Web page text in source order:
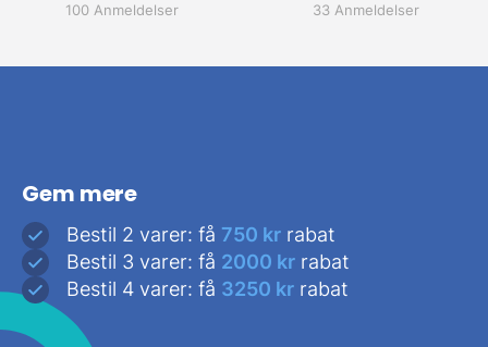
100 Anmeldelser 33 Anmeldelser
Gem mere
Bestil 2 varer: få 750 kr rabat
Bestil 3 varer: få 2000 kr rabat
Bestil 4 varer: få 3250 kr rabat